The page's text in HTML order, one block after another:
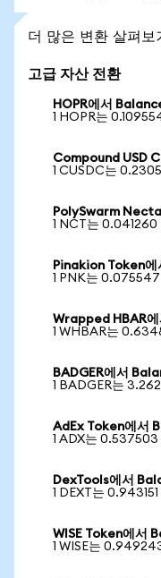
더 많은 변환 살펴보
고급 자산 전환
HOPR에서
1 HOPR는
Compound USD
1 CUSDC는
PolySwarm
1 NCT는 0.041260
Pinakion Token
1 PNK는
Wrapped HBAR
1 WHBAR는
BADGER에서
1 BADGER는
AdEx Token에서
1 ADX는 0.537503
DexTools에서
1 DEXT는
WISE Token에서
1 WISE는